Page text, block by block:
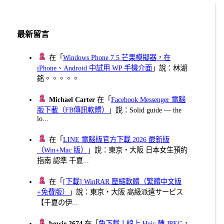
最新留言
在「Windows Phone 7.5 芒果模擬器，在
iPhone、Android 中試用 WP 手機介面 」說：林湖
銘。。。。。
Michael Carter 在「Facebook Messenger 電腦
版下載（FB傳訊軟體）
」說：Solid guide — the
lo...
在「LINE 電腦版官方下載 2026 最新版
（Win+Mac 版）
」說：東京・大阪 日本女生預約
指南 認準 千夏...
在「 [下載] WinRAR 壓縮軟體（繁體中文版
+免費版）
」說：東京・大阪 高級派遣サービス
【千夏の伊...